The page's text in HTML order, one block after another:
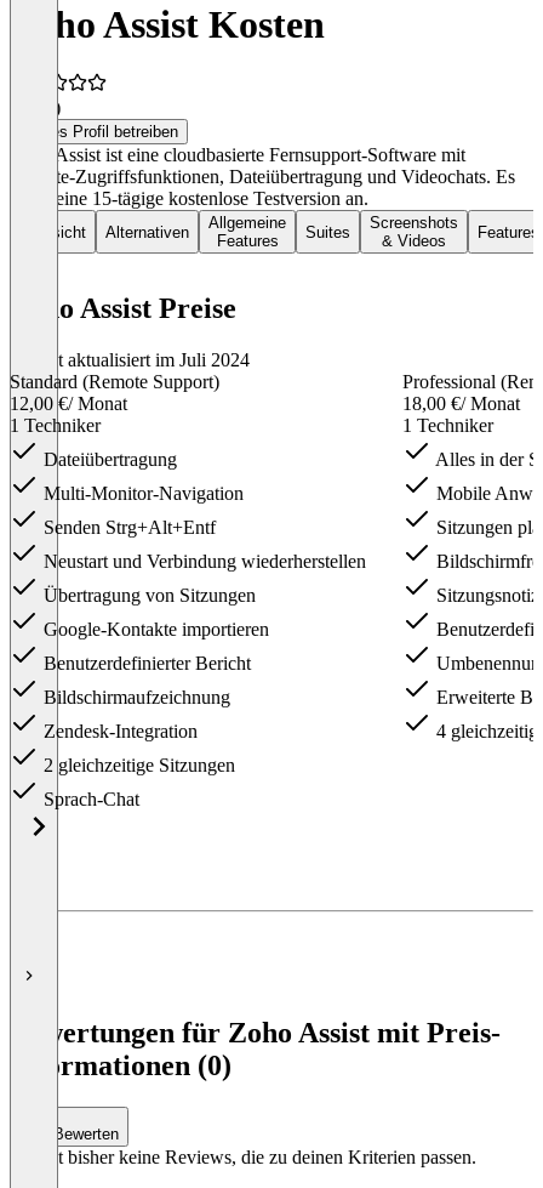
Zoho Assist Kosten
(3)
Dieses Profil betreiben
Zoho Assist ist eine cloudbasierte Fernsupport-Software mit
Remote-Zugriffsfunktionen, Dateiübertragung und Videochats. Es
bietet eine 15-tägige kostenlose Testversion an.
Übersicht Alternativen
Allgemeine
Features
Suites
Screenshots
& Videos
Features
Zoho Assist Preise
Zuletzt aktualisiert im Juli 2024
Standard (Remote Support)
12,00 €/ Monat
1 Techniker
Dateiübertragung
Multi-Monitor-Navigation
Senden Strg+Alt+Entf
Neustart und Verbindung wiederherstellen
Übertragung von Sitzungen
Google-Kontakte importieren
Benutzerdefinierter Bericht
Bildschirmaufzeichnung
Zendesk-Integration
2 gleichzeitige Sitzungen
Sprach-Chat
Professional
18,00 €/ Monat
1 Techniker
Alles in der
Mobile
Sitzungen
Erweiterte
4
Bewertungen für Zoho Assist mit Preis-
Informationen (0)
Bewerten
Es gibt bisher keine Reviews, die zu deinen Kriterien passen.